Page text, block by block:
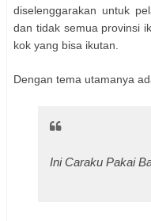
diselenggarakan untuk
dan tidak semua provinsi
kok yang bisa ikutan.
Dengan tema utamanya
Ini Caraku Pakai